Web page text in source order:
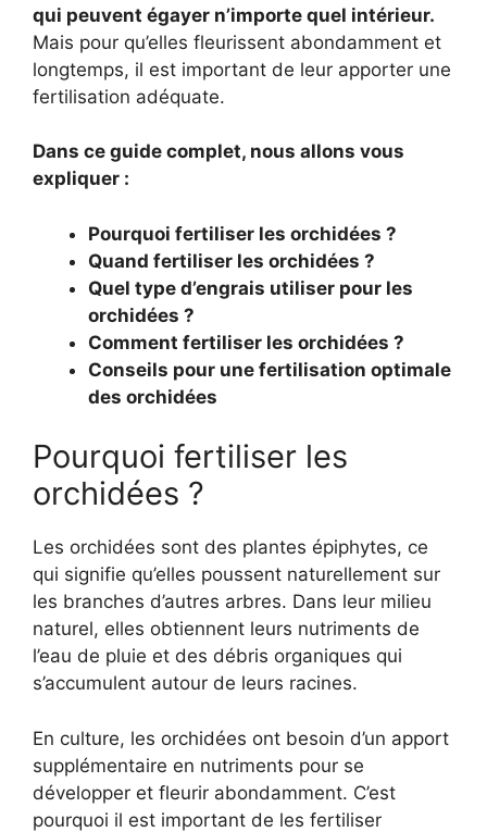
qui peuvent égayer n’importe quel intérieur.
Mais pour qu’elles fleurissent abondamment et
longtemps, il est important de leur apporter une
fertilisation adéquate.
Dans ce guide complet, nous allons vous
expliquer :
Pourquoi fertiliser les orchidées ?
Quand fertiliser les orchidées ?
Quel type d’engrais utiliser pour les
orchidées ?
Comment fertiliser les orchidées ?
Conseils pour une fertilisation optimale
des orchidées
Pourquoi fertiliser les
orchidées ?
Les orchidées sont des plantes épiphytes, ce
qui signifie qu’elles poussent naturellement sur
les branches d’autres arbres. Dans leur milieu
naturel, elles obtiennent leurs nutriments de
l’eau de pluie et des débris organiques qui
s’accumulent autour de leurs racines.
En culture, les orchidées ont besoin d’un apport
supplémentaire en nutriments pour se
développer et fleurir abondamment. C’est
pourquoi il est important de les fertiliser